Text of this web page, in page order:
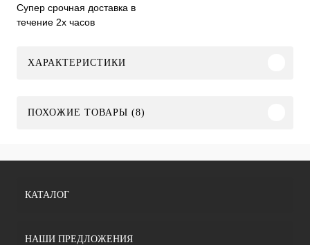
Супер срочная доставка в
течение 2х часов
ХАРАКТЕРИСТИКИ
ПОХОЖИЕ ТОВАРЫ (8)
КАТАЛОГ
НАШИ ПРЕДЛОЖЕНИЯ